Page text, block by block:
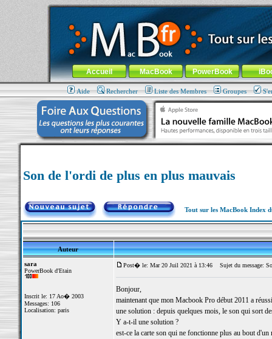
MacBook-fr.com : 100% Apple... 100% nomade !
Aller au contenu-Aller au menu général-Aller au menu de
Menu général
Accueil MacBook PowerBook
Aide Rechercher Liste des Membres Groupes
Son de l'ordi de plus en plus mauvais
Tout sur les MacBook Index
Auteur
sara
PowerBook d'Etain
Inscrit le: 17 Ao� 2003
Messages: 106
Localisation: paris
Post� le: Mar 20 Juil 2021 à 13:46 Sujet du message:
Bonjour,
maintenant que mon Macbook Pro début 2011 a
une solution : depuis quelques mois, le son qui sort
Y a-t-il une solution ?
est-ce la carte son qui ne fonctionne plus au bout d'un